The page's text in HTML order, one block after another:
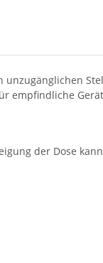
der Dose